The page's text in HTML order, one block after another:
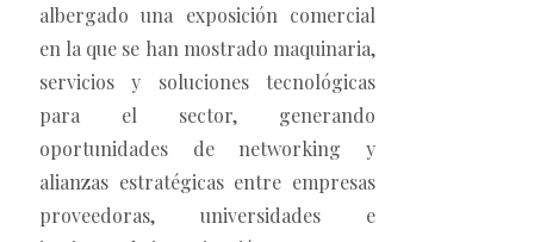
albergado una exposición comercial
en la que se han mostrado maquinaria,
servicios y soluciones tecnológicas
para el sector, generando
oportunidades de networking y
alianzas estratégicas entre empresas
proveedoras, universidades e